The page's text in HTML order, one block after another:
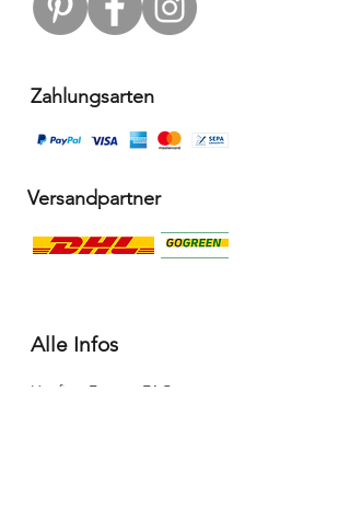
Zahlungsarten
Versandpartner
Alle Infos
Häufige Fragen FAQ